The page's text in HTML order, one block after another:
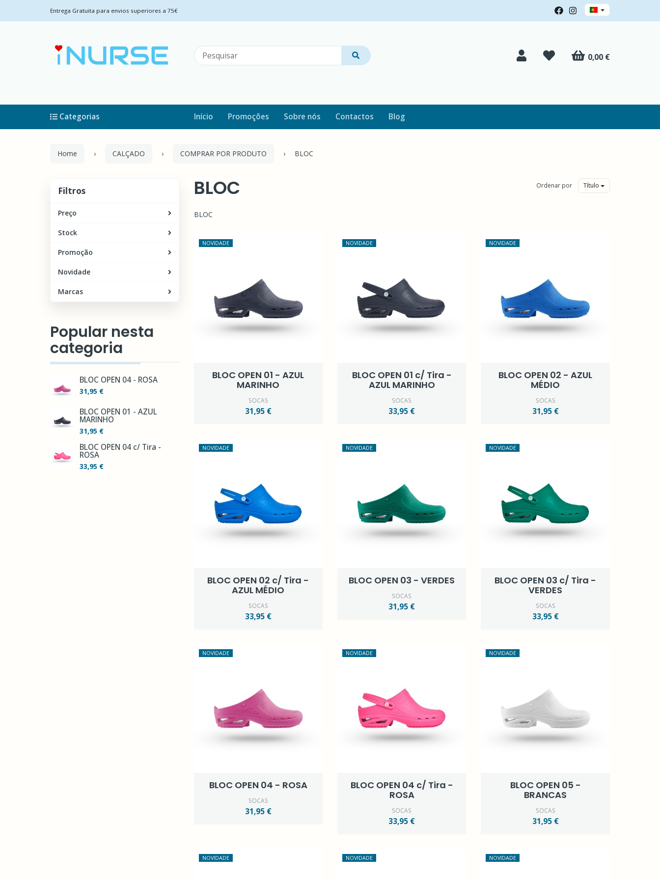
Entrega Gratuita para envios superiores a 75€
0,00 €
Início Promoções Sobre nós Contactos Blog
Categorias
Home CALÇADO COMPRAR POR PRODUTO BLOC
Filtros
Preço
Stock
Promoção
Novidade
Marcas
Popular nesta
categoria
BLOC OPEN 04 - ROSA
31,95 €
BLOC OPEN 01 - AZUL
MARINHO
31,95 €
BLOC OPEN 04 c/ Tira -
ROSA
33,95 €
BLOC Ordenar por Título
BLOC
NOVIDADE
BLOC OPEN 01 - AZUL
MARINHO
SOCAS
31,95 €
NOVIDADE
BLOC OPEN 01 c/ Tira -
AZUL MARINHO
SOCAS
33,95 €
NOVIDADE
BLOC OPEN 02 - AZUL
MÉDIO
SOCAS
31,95 €
NOVIDADE
BLOC OPEN 02 c/ Tira -
AZUL MÉDIO
SOCAS
33,95 €
NOVIDADE
BLOC OPEN 03 - VERDES
SOCAS
31,95 €
NOVIDADE
BLOC OPEN 03 c/ Tira -
VERDES
SOCAS
33,95 €
NOVIDADE
BLOC OPEN 04 - ROSA
SOCAS
31,95 €
NOVIDADE
BLOC OPEN 04 c/ Tira -
ROSA
SOCAS
33,95 €
NOVIDADE
BLOC OPEN 05 -
BRANCAS
SOCAS
31,95 €
NOVIDADE NOVIDADE NOVIDADE